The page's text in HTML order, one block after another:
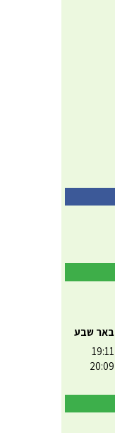
באר שבע
19:11
20:09